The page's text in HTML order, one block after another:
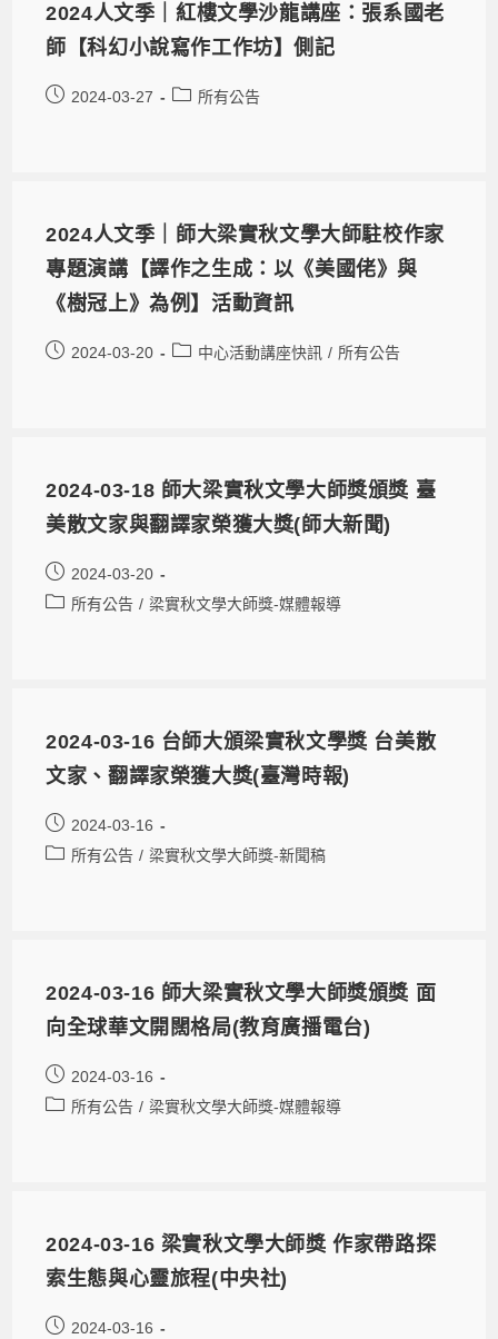
2024人文季｜紅樓文學沙龍講座：張系國老
師【科幻小說寫作工作坊】側記
2024-03-27 所有公告
2024人文季｜師大梁實秋文學大師駐校作家
專題演講【譯作之生成：以《美國佬》與
《樹冠上》為例】活動資訊
2024-03-20 中心活動講座快訊 / 所有公告
2024-03-18 師大梁實秋文學大師獎頒獎 臺
美散文家與翻譯家榮獲大獎(師大新聞)
2024-03-20
所有公告 / 梁實秋文學大師獎-媒體報導
2024-03-16 台師大頒梁實秋文學獎 台美散
文家、翻譯家榮獲大獎(臺灣時報)
2024-03-16
所有公告 / 梁實秋文學大師獎-新聞稿
2024-03-16 師大梁實秋文學大師獎頒獎 面
向全球華文開闊格局(教育廣播電台)
2024-03-16
所有公告 / 梁實秋文學大師獎-媒體報導
2024-03-16 梁實秋文學大師獎 作家帶路探
索生態與心靈旅程(中央社)
2024-03-16